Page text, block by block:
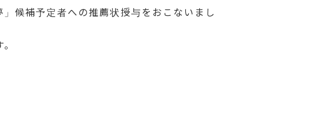
候補予定者への推薦状授与をおこないまし